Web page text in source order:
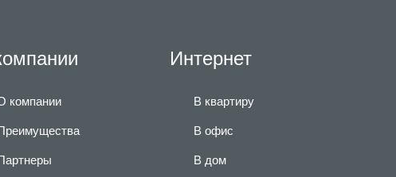
компании
Интернет
В квартиру
В офис
В дом